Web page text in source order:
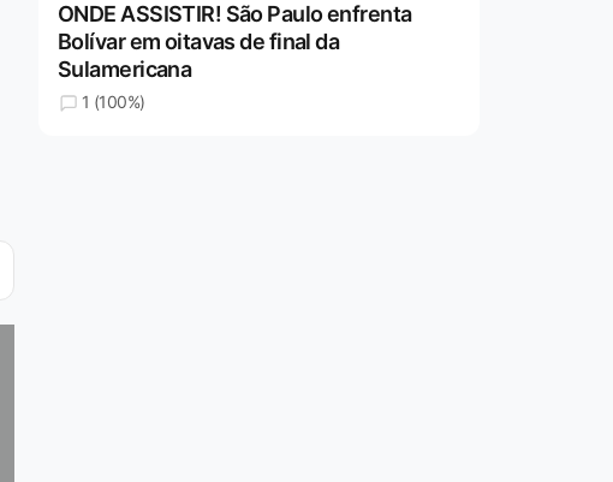
ONDE ASSISTIR! São Paulo enfrenta
Bolívar em oitavas de final da
Sulamericana
1 (100%)